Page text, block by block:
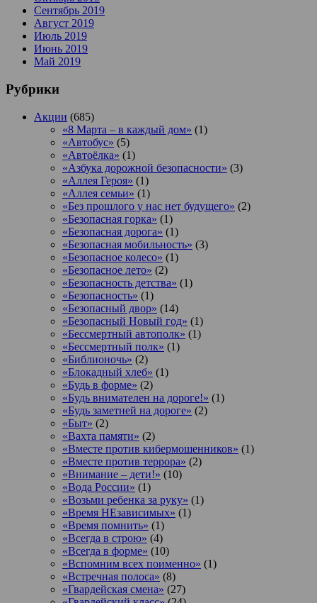
Сентябрь 2019
Август 2019
Июль 2019
Июнь 2019
Май 2019
Рубрики
Акции (685)
«8 Марта – в каждый дом» (1)
«Автобус» (5)
«Автоёлка» (1)
«Азбука дорожной безопасности» (3)
«Аллея Героя» (1)
«Аллея семьи» (1)
«Без прошлого у нас нет будущего» (2)
«Безопасная горка» (1)
«Безопасная дорога» (1)
«Безопасная мобильность» (3)
«Безопасное колесо» (1)
«Безопасное лето» (2)
«Безопасность детства» (1)
«Безопасность» (1)
«Безопасный двор» (14)
«Безопасный Новый год» (1)
«Бессмертный автополк» (1)
«Бессмертный полк» (1)
«Библионочь» (2)
«Блокадный хлеб» (1)
«Будь в форме» (2)
«Будь внимателен на дороге!» (1)
«Будь заметней на дороге» (2)
«Быт» (2)
«Вахта памяти» (2)
«Вместе против кибермошенников» (1)
«Вместе против террора» (2)
«Внимание – дети!» (10)
«Вода России» (1)
«Возьми ребенка за руку» (1)
«Время НЕзависимых» (1)
«Время помнить» (1)
«Всегда в строю» (4)
«Всегда в форме» (10)
«Вспомним всех поименно» (1)
«Встречная полоса» (8)
«Гвардейская смена» (27)